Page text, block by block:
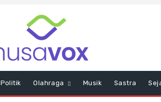
Politik Olahraga Musik Sastra